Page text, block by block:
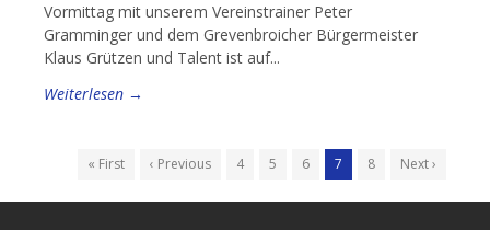
Vormittag mit unserem Vereinstrainer Peter
Gramminger und dem Grevenbroicher Bürgermeister
Klaus Grützen und Talent ist auf...
Weiterlesen →
« First ‹ Previous 4 5 6 7 8 Next ›